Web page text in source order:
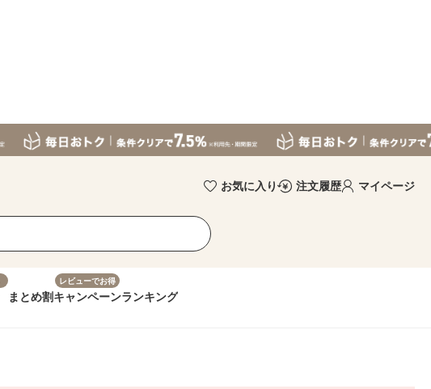
お気に入り 注文履歴 マイページ
まとめ割
レビューでお得
キャンペーンランキング